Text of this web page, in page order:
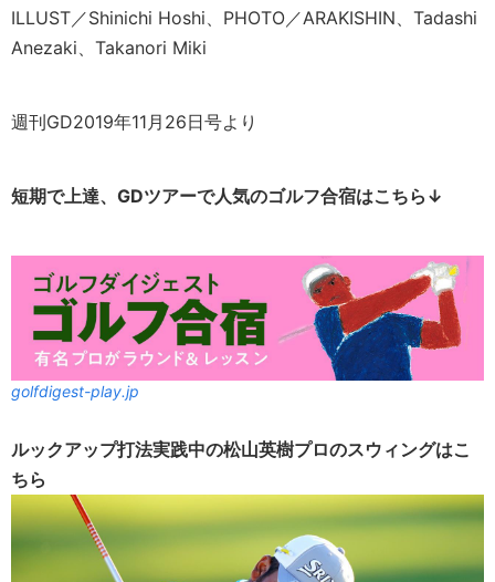
ILLUST／Shinichi Hoshi、PHOTO／ARAKISHIN、Tadashi
Anezaki、Takanori Miki
週刊GD2019年11月26日号より
短期で上達、GDツアーで人気のゴルフ合宿はこちら↓
golfdigest-play.jp
ルックアップ打法実践中の松山英樹プロのスウィングはこ
ちら